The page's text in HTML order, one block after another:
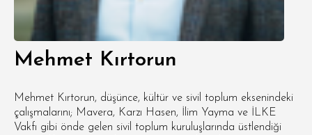
Mehmet Kırtorun
Mehmet Kırtorun, düşünce, kültür ve sivil toplum eksenindeki
çalışmalarını; Mavera, Karzı Hasen, İlim Yayma ve İLKE
Vakfı gibi önde gelen sivil toplum kuruluşlarında üstlendiği